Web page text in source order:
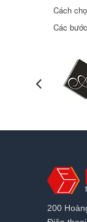
Cách
Các
200